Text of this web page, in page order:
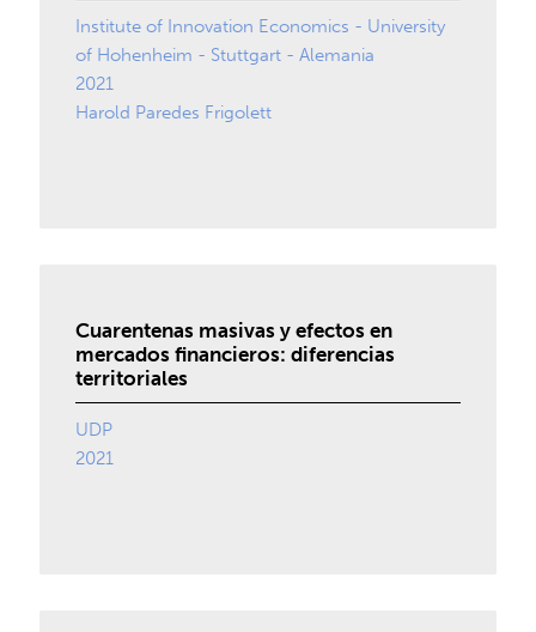
Institute of Innovation Economics - University
of Hohenheim - Stuttgart - Alemania
2021
Harold Paredes Frigolett
Cuarentenas masivas y efectos en
mercados financieros: diferencias
territoriales
UDP
2021